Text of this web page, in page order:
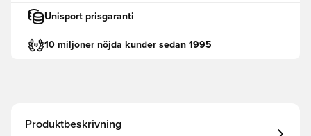
Unisport prisgaranti
10 miljoner nöjda kunder sedan 1995
Produktbeskrivning